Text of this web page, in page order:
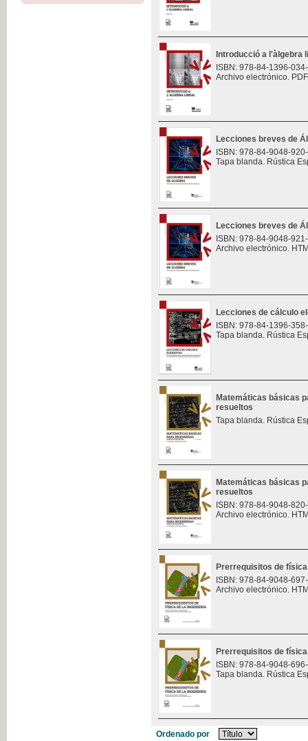
Introducció a l'àlgebra
ISBN: 978-84-1396-
Archivo electrónico.
Lecciones breves de
ISBN: 978-84-9048-
Tapa blanda. Rústica
Lecciones breves de
ISBN: 978-84-9048-
Archivo electrónico.
Lecciones de cálculo
ISBN: 978-84-1396-
Tapa blanda. Rústica
Matemáticas básicas
resueltos
Tapa blanda. Rústica
Matemáticas básicas
resueltos
ISBN: 978-84-9048-
Archivo electrónico.
Prerrequisitos de
ISBN: 978-84-9048-
Archivo electrónico.
Prerrequisitos de
ISBN: 978-84-9048-
Tapa blanda. Rústica
Ordenado por